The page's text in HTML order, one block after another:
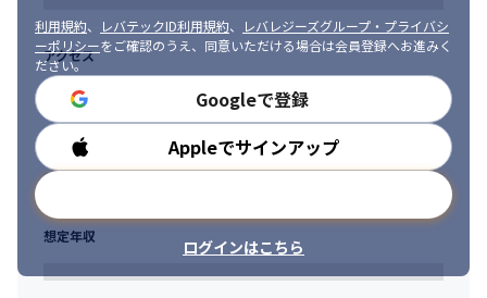
利用規約、 レバテックID利用規約、
レバレジーズグループ・プライバシ
ーポリシーをご確認のうえ、同意いただける場合は会員登録へお進みく
ださい。
Googleで登録
Appleでサインアップ
ログインはこちら
アクセス
勤務時間
想定年収